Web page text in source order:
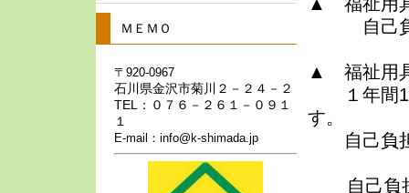
ＭＥＭＯ
〒920-0967
石川県金沢市菊川２－２４－２
TEL：０７６－２６１－０９１
１
E-mail：info@k-shimada.jp
自己負担
▲ 福祉用具
１年間10
す。
自己負担
自己負